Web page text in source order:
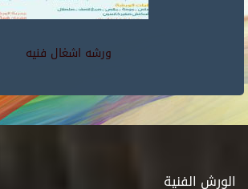
ورشه اشغال فنيه
الورش الفنية